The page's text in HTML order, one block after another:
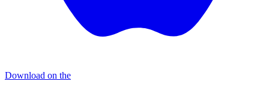
Download on the